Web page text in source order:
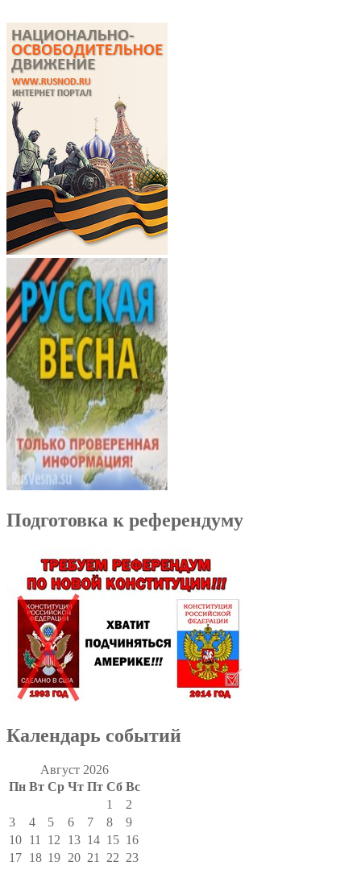
Подготовка к референдуму
Календарь событий
Август 2026
Пн Вт Ср Чт Пт Сб Вс
1
2
3
4 5 6 7 8
9
10 11 12 13 14 15 16
17 18 19 20 21 22 23